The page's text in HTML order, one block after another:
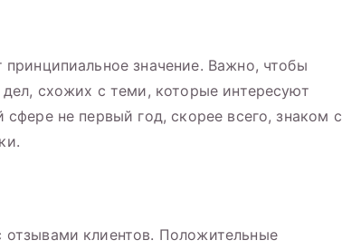
значение. Важно, чтобы
схожих с теми, которые интересуют
не первый год, скорее всего, знаком с
клиентов. Положительные